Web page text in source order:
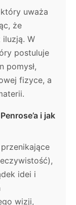
uważa
że
iluzją. W
postuluje
pomysł,
fizyce, a
i jak
idei i
wizji,